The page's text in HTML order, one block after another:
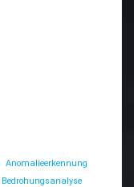
Anomalieerkennung
Bedrohungsanalyse